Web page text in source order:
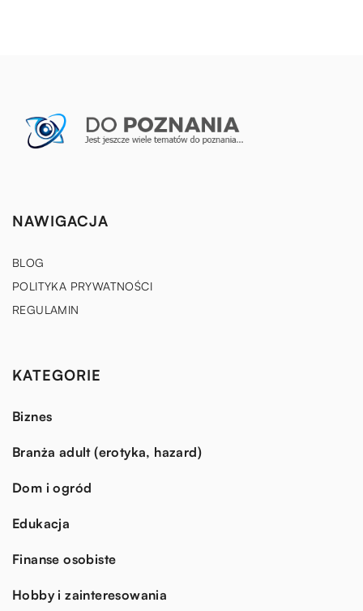
NAWIGACJA
BLOG
POLITYKA PRYWATNOŚCI
REGULAMIN
KATEGORIE
Biznes
Branża adult (erotyka, hazard)
Dom i ogród
Edukacja
Finanse osobiste
Hobby i zainteresowania